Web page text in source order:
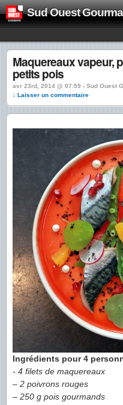
Sud Ouest
Maquereaux vapeur,
petits pois
avr 23rd, 2014 @ 07:59 › Sud Ouest
↓ Laisser un commentaire
Ingrédients pour 4
- 4 filets de maquereaux
– 2 poivrons rouges
– 250 g pois gourmands